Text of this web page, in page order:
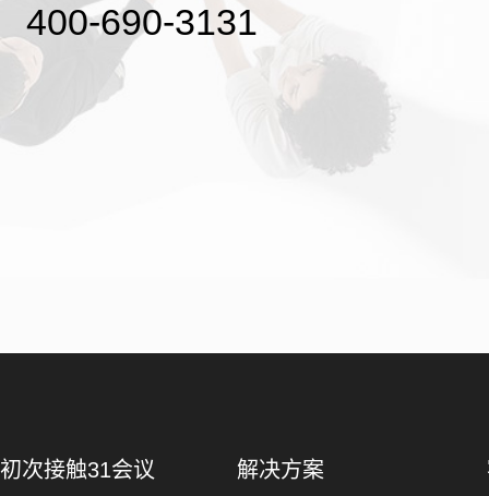
400-690-3131
初次接触31会议 解决方案